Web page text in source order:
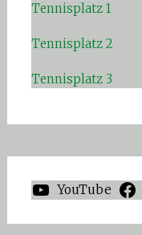
Tennisplatz 1
Tennisplatz 2
Tennisplatz 3
YouTube